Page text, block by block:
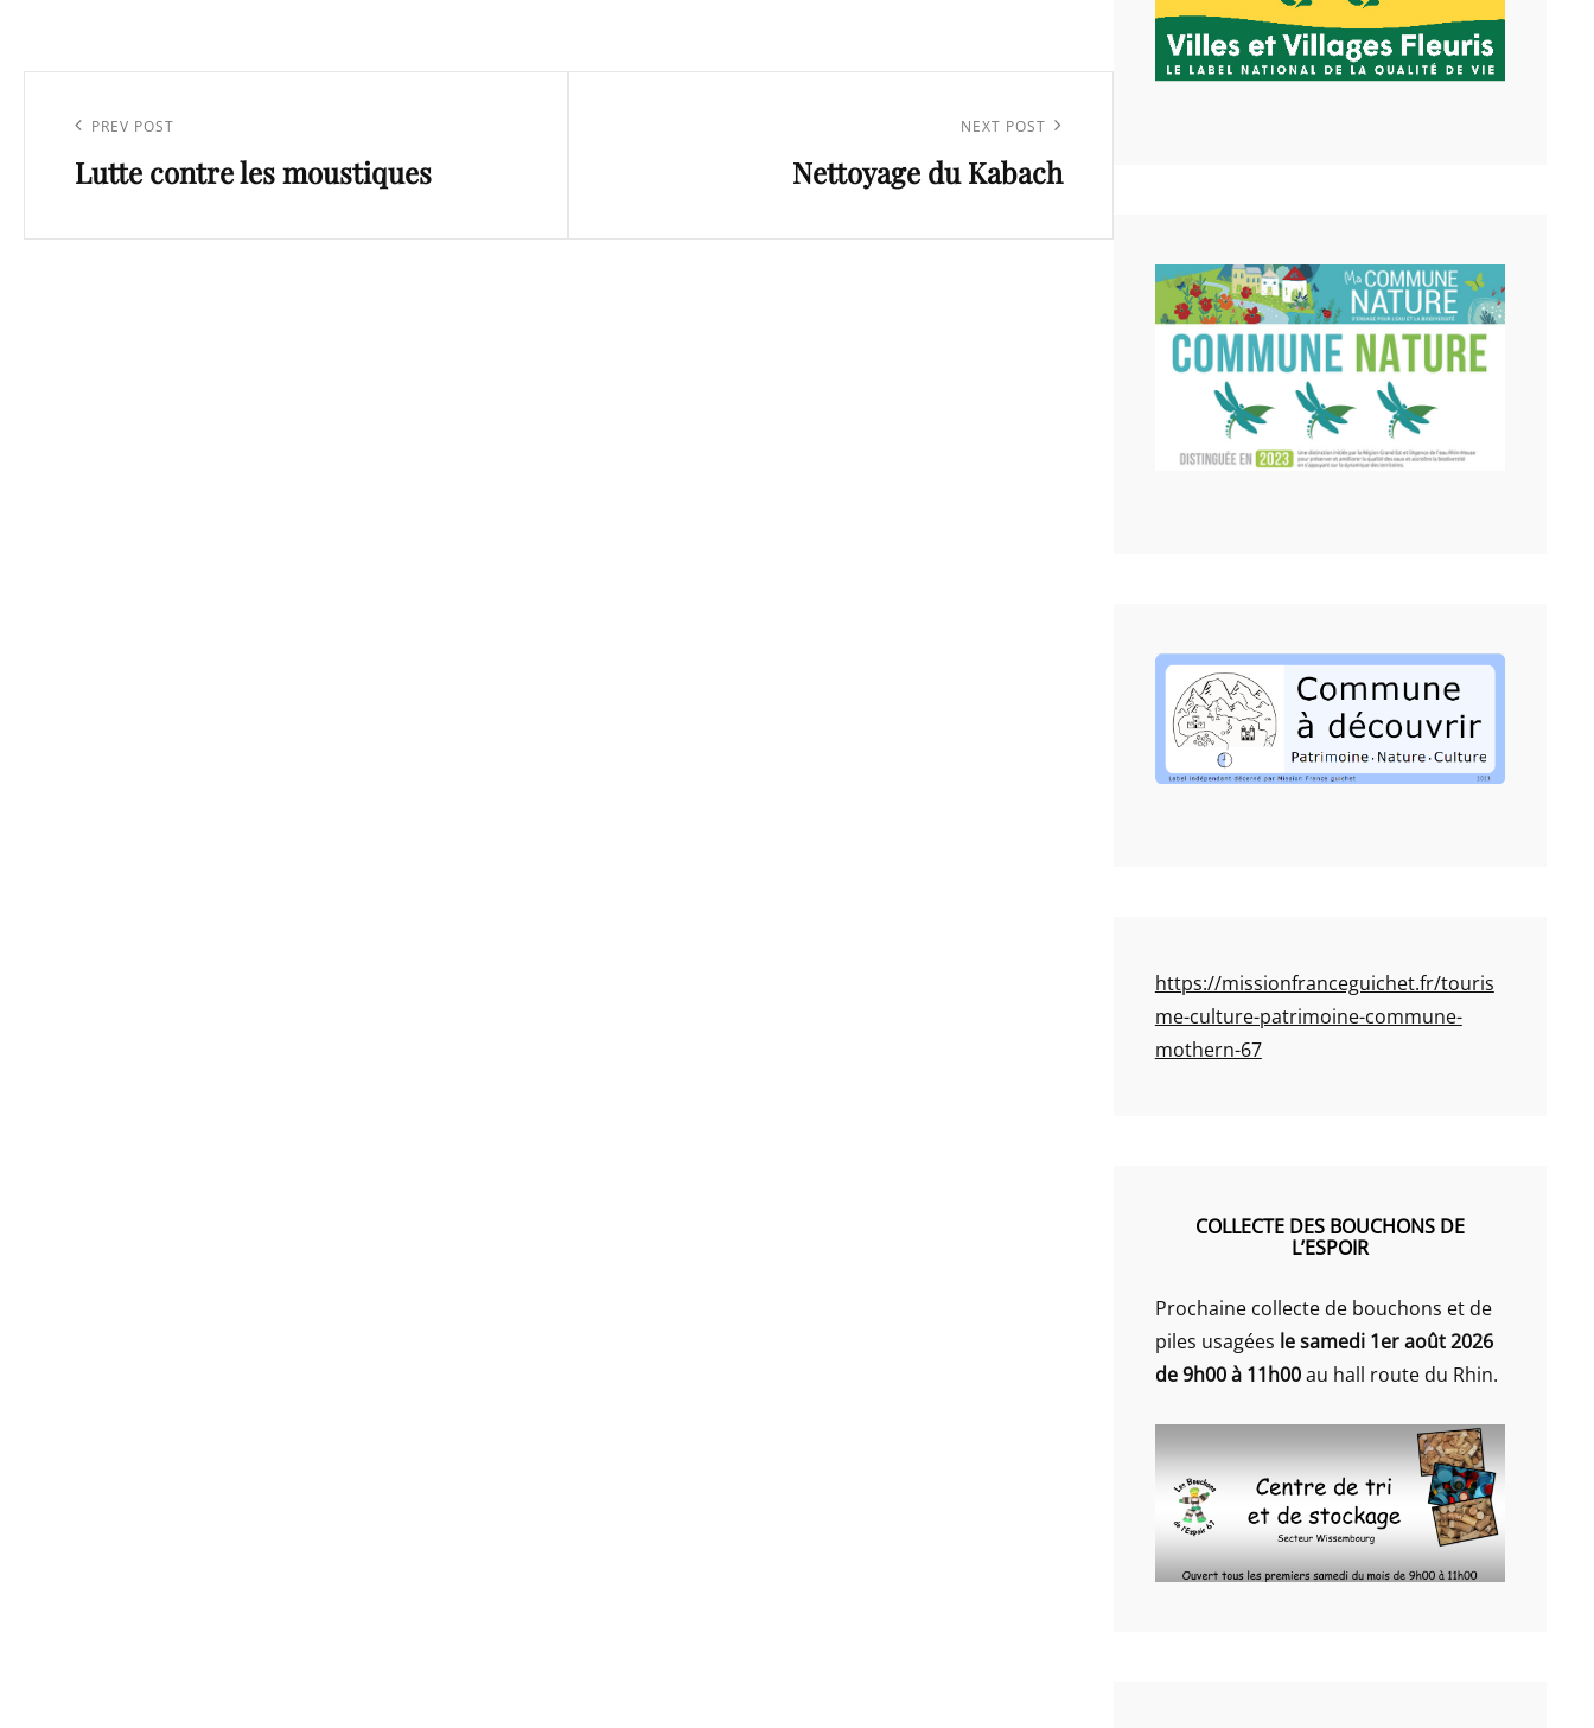
l’article
Previous
Post
PREV POST
Lutte contre les moustiques
NEXT POST
Nettoyage du Kabach
https://missionfranceguichet.fr/touris
me-culture-patrimoine-commune-
mothern-67
COLLECTE DES BOUCHONS DE
L’ESPOIR
Prochaine collecte de bouchons et de
piles usagées le samedi 1er août 2026
de 9h00 à 11h00au hall route du Rhin.